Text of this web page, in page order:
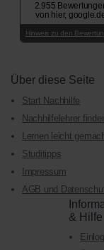
2.955
von hier,
Hinweis zu den
Über diese Seite
Start Nachhilfe
Nachhilfelehrer
Lernen leicht
Studitipps
Impressum
AGB und
& Hilfe